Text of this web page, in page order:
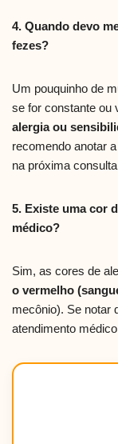
4. Quando devo
fezes?
Um pouquinho de
se for constante ou
alergia ou
recomendo anotar
na próxima
5. Existe uma cor
médico?
Sim, as cores de
o vermelho
mecônio). Se notar
atendimento